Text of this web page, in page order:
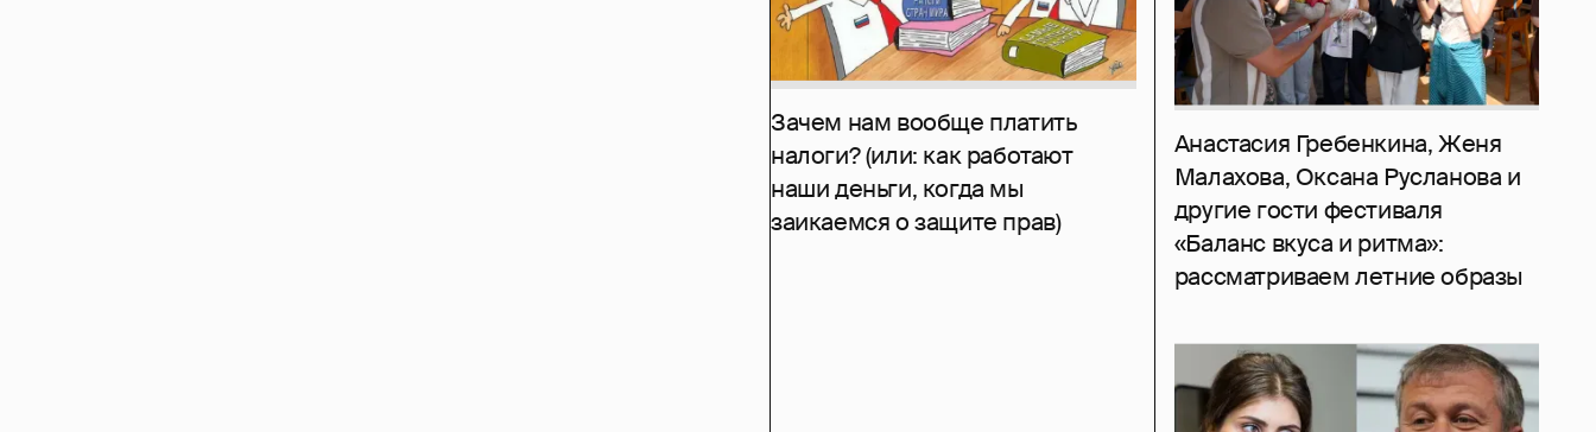
Анастасия Гребенкина, Женя
Малахова, Оксана Русланова и
другие гости фестиваля
«Баланс вкуса и ритма»:
рассматриваем летние образы
Зачем нам вообще платить
налоги? (или: как работают
наши деньги, когда мы
заикаемся о защите прав)